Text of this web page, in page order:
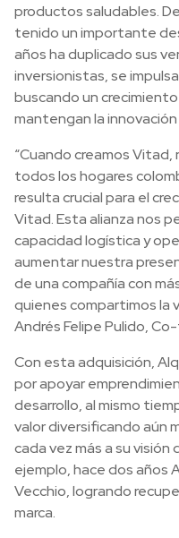
productos saludables.
tenido un importante
años ha duplicado sus
inversionistas, se
buscando un
mantengan la innovación
“Cuando creamos
todos los hogares
resulta crucial para el
Vitad. Esta alianza nos
capacidad logística y
aumentar nuestra
de una compañía con
quienes compartimos la
Andrés Felipe Pulido,
Con esta adquisición,
por apoyar
desarrollo, al mismo
valor diversificando aún
cada vez más a su
ejemplo, hace dos años
Vecchio, logrando
marca.